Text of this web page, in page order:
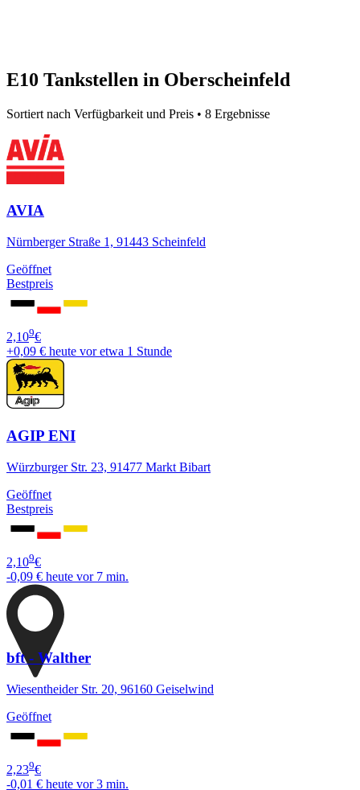
E10 Tankstellen in Oberscheinfeld
Sortiert nach Verfügbarkeit und Preis • 8 Ergebnisse
AVIA
Nürnberger Straße 1, 91443 Scheinfeld
Geöffnet
Bestpreis
2,109€
+0,09 € heute vor etwa 1 Stunde
AGIP ENI
Würzburger Str. 23, 91477 Markt Bibart
Geöffnet
Bestpreis
2,109€
-0,09 € heute vor 7 min.
bft - Walther
Wiesentheider Str. 20, 96160 Geiselwind
Geöffnet
2,239€
-0,01 € heute vor 3 min.